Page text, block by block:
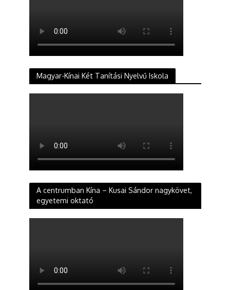
Magyar-Kínai Két Tanítási Nyelvű Iskola
A centrumban Kína – Kusai Sándor nagykövet,
egyetemi oktató